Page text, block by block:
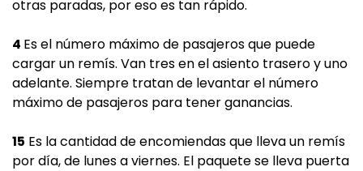
otras paradas, por eso es tan rápido.
4 Es el número máximo de pasajeros que puede
cargar un remís. Van tres en el asiento trasero y uno
adelante. Siempre tratan de levantar el número
máximo de pasajeros para tener ganancias.
15 Es la cantidad de encomiendas que lleva un remís
por día, de lunes a viernes. El paquete se lleva puerta